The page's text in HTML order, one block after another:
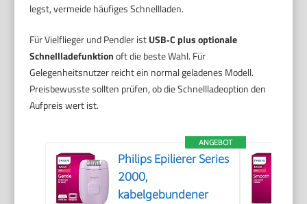
legst, vermeide häufiges Schnellladen.
Für Vielflieger und Pendler istUSB‑C plus optionale
Schnellladefunktionoft die beste Wahl. Für
Gelegenheitsnutzer reicht ein normal geladenes Modell.
Preisbewusste sollten prüfen, ob die Schnellladeoption den
Aufpreis wert ist.
ANGEBOT
Philips Epilierer Series
2000,
kabelgebundener